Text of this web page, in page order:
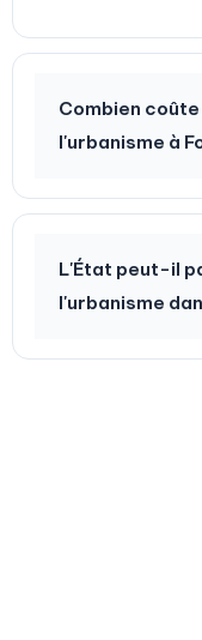
Combien
l'urbanisme à
L'État peut-il
l'urbanisme